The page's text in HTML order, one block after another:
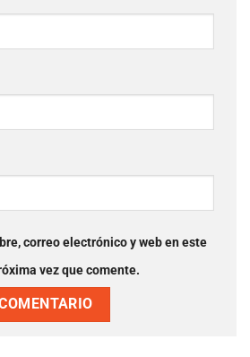
correo electrónico y web en este
vez que comente.